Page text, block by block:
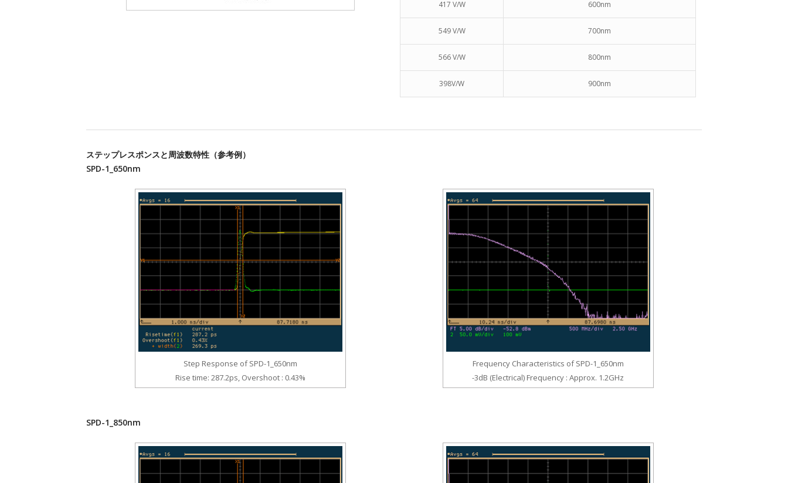
417 V/W 600nm
549 V/W 700nm
566 V/W 800nm
398V/W 900nm
ステップレスポンスと周波数特性（参考例）
SPD-1_650nm
Step Response of SPD-1_650nm
Rise time: 287.2ps, Overshoot : 0.43%
Frequency Characteristics of SPD-1_650nm
-3dB (Electrical) Frequency : Approx. 1.2GHz
SPD-1_850nm